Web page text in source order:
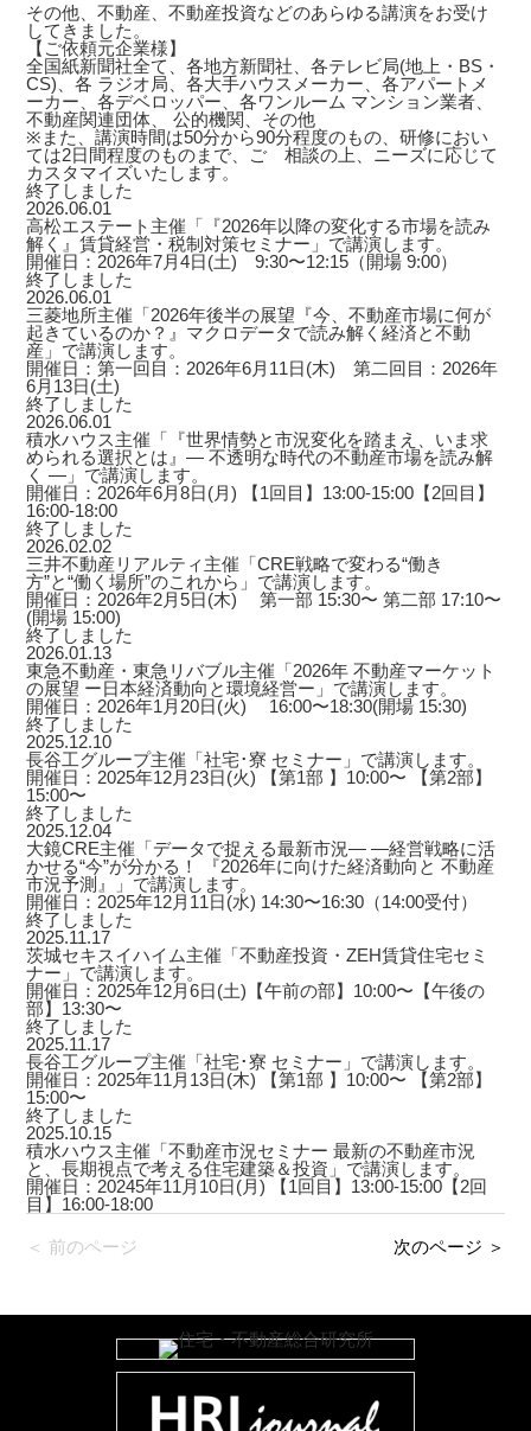
その他、不動産、不動産投資などのあらゆる講演をお受け
してきました。
【ご依頼元企業様】
全国紙新聞社全て、各地方新聞社、各テレビ局(地上・BS・
CS)、各 ラジオ局、各大手ハウスメーカー、各アパートメ
ーカー、各デベロッパー、各ワンルーム マンション業者、
不動産関連団体、 公的機関、その他
※また、講演時間は50分から90分程度のもの、研修におい
ては2日間程度のものまで、ご゙相談の上、ニーズに応じて
カスタマイズいたします。
終了しました
2026.06.01
高松エステート主催「『2026年以降の変化する市場を読み
解く』賃貸経営・税制対策セミナー」で講演します。
開催日：2026年7月4日(土) 9:30〜12:15（開場 9:00）
終了しました
2026.06.01
三菱地所主催「2026年後半の展望『今、不動産市場に何が
起きているのか？』マクロデータで読み解く経済と不動
産」で講演します。
開催日：第一回目：2026年6月11日(木) 第二回目：2026年
6月13日(土)
終了しました
2026.06.01
積水ハウス主催「『世界情勢と市況変化を踏まえ、いま求
められる選択とは』― 不透明な時代の不動産市場を読み解
く ―」で講演します。
開催日：2026年6月8日(月) 【1回目】13:00-15:00【2回目】
16:00-18:00
終了しました
2026.02.02
三井不動産リアルティ主催「CRE戦略で変わる“働き
方”と“働く場所”のこれから」で講演します。
開催日：2026年2月5日(木) 第一部 15:30〜 第二部 17:10〜
(開場 15:00)
終了しました
2026.01.13
東急不動産・東急リバブル主催「2026年 不動産マーケット
の展望 ー日本経済動向と環境経営ー」で講演します。
開催日：2026年1月20日(火) 16:00〜18:30(開場 15:30)
終了しました
2025.12.10
長谷工グループ主催「社宅･寮 セミナー」で講演します。
開催日：2025年12月23日(火) 【第1部 】10:00〜 【第2部】
15:00〜
終了しました
2025.12.04
大鏡CRE主催「データで捉える最新市況― ―経営戦略に活
かせる“今”が分かる！ 『2026年に向けた経済動向と 不動産
市況予測』」で講演します。
開催日：2025年12月11日(水) 14:30〜16:30（14:00受付）
終了しました
2025.11.17
茨城セキスイハイム主催「不動産投資・ZEH賃貸住宅セミ
ナー」で講演します。
開催日：2025年12月6日(土)【午前の部】10:00〜【午後の
部】13:30〜
終了しました
2025.11.17
長谷工グループ主催「社宅･寮 セミナー」で講演します。
開催日：2025年11月13日(木) 【第1部 】10:00〜 【第2部】
15:00〜
終了しました
2025.10.15
積水ハウス主催「不動産市況セミナー 最新の不動産市況
と、長期視点で考える住宅建築＆投資」で講演します。
開催日：20245年11月10日(月) 【1回目】13:00-15:00【2回
目】16:00-18:00
＜ 前のページ 次のページ ＞